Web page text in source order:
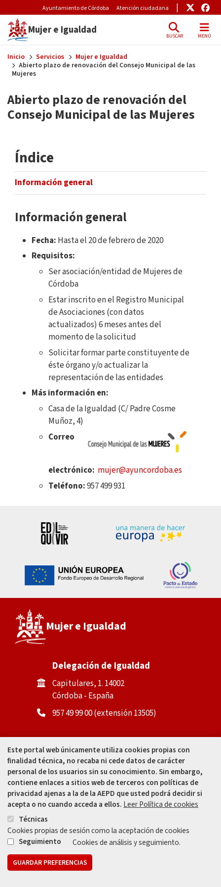
Pre-Header Microsite
Ayuntamiento de Córdoba Atención ciudadana Enlace
Mujer e Igualdad BUSCAR MENÚ
Inicio Servicios
Mujer e Igualdad
Abierto plazo de renovación del Consejo Municipal de las
Mujeres
Abierto plazo de renovación del
Consejo Municipal de las Mujeres
Índice
Información general
Información general
Fecha: Hasta el 20 de febrero de 2020
Requisitos:
Ser asociación/entidad de Mujeres de
Córdoba
Estar inscrito en el Registro Municipal
de Asociaciones (con datos
actualizados) 6 meses antes del
momento de la solicitud
Solicitar formar parte constituyente de
éste órgano y/o actualizar la
representación de las entidades
Más información en:
Casa de la Igualdad (C/ Padre Cosme
Muñoz, 4)
Correo
electrónico: mujer@ayuncordoba.es
Teléfono:957 499 931
Mujer e Igualdad
Delegación de Igualdad
Capitulares, 1. 14002
Córdoba - España
957 49 99 00 (extensión 13505)
Casa de la Igualdad
Calle Padre Cosme Muñoz, 4
(tras Mercado Corredera). 14002
Córdoba - España
957 49 99 31
Mapa web Aviso legal
Este portal web únicamente utiliza cookies propias con
finalidad técnica, no recaba ni cede datos de carácter
personal de los usuarios sin su conocimiento. Sin embargo,
contiene enlaces a sitios web de terceros con políticas de
privacidad ajenas a la de la AEPD que usted podrá decidir si
acepta o no cuando acceda a ellos. Leer Política de cookies
Técnicas
Cookies propias de sesión como la aceptación de cookies
Seguimiento
Cookies de análisis y seguimiento.
GUARDAR PREFERENCIAS